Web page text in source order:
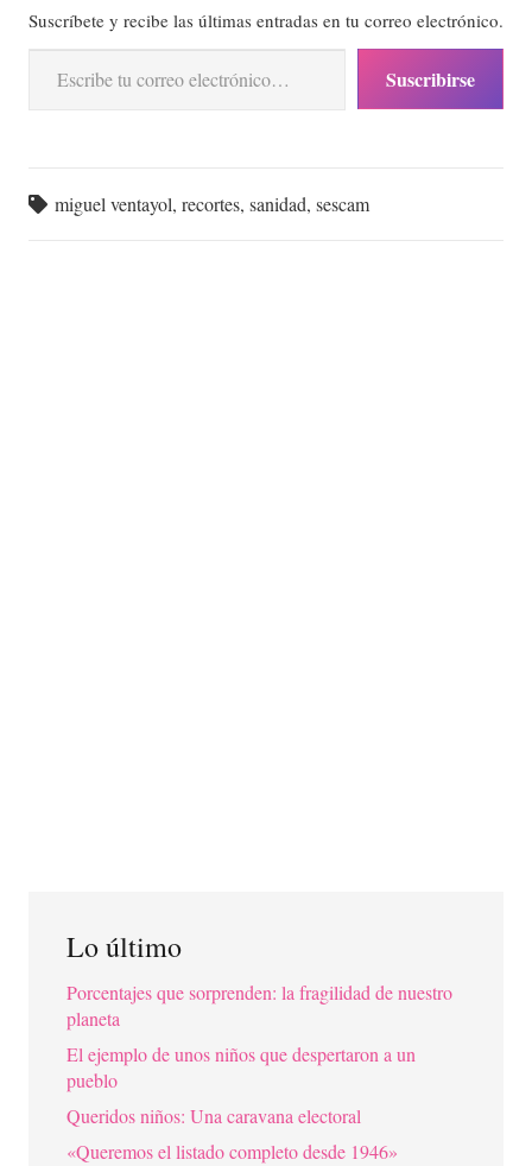
Suscríbete y recibe las últimas entradas en tu correo electrónico.
Escribe tu correo electrónico…
Suscribirse
miguel ventayol,recortes,sanidad,sescam
Lo último
Porcentajes que sorprenden: la fragilidad de nuestro
planeta
El ejemplo de unos niños que despertaron a un
pueblo
Queridos niños: Una caravana electoral
«Queremos el listado completo desde 1946»